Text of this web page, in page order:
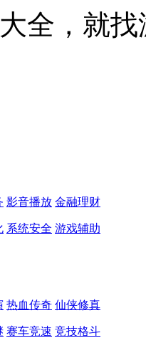
全，就
影音播放 金融理财
系统安全 游戏辅助
热血传奇 仙侠修真
赛车竞速 竞技格斗